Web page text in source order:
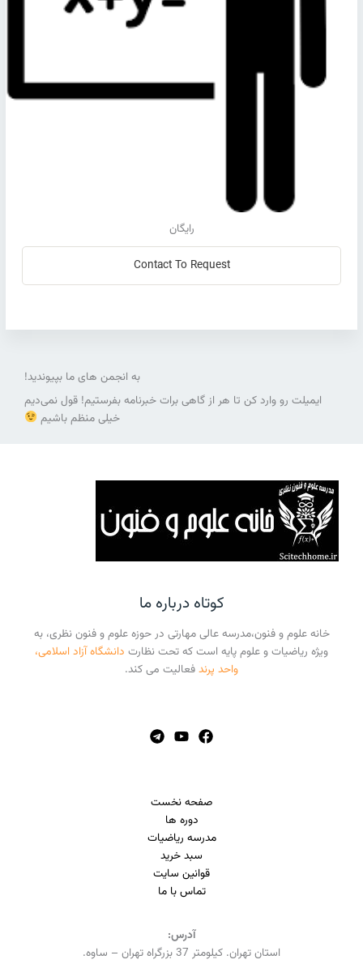
رایگان
Contact To Request
به انجمن های ما بپیوندید!
ایمیلت رو وارد کن تا هر از گاهی برات خبرنامه بفرستیم! قول نمی‌دیم
خیلی منظم باشیم
کوتاه درباره ما
خانه علوم و فنون،مدرسه عالی مهارتی در حوزه علوم و فنون نظری، به
ویژه ریاضیات و علوم پایه است که تحت نظارت دانشگاه آزاد اسلامی،
واحد پرندفعالیت می کند.
صفحه نخست
دوره ها
مدرسه ریاضیات
سبد خرید
قوانین سایت
تماس با ما
آدرس:
استان تهران. کیلومتر 37 بزرگراه تهران – ساوه.